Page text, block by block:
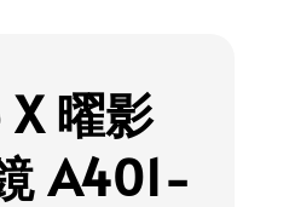
X 曜影
A401-